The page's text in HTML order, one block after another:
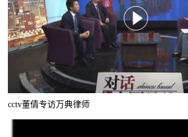
cctv董倩专访万典律师